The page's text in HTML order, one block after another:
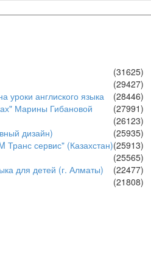
(31625)
(29427)
уроки англиского языка
(28446)
Марины Гибановой
(27991)
(26123)
дизайн)
(25935)
Транс сервис" (Казахстан)(25913)
(25565)
для детей (г. Алматы)
(22477)
(21808)